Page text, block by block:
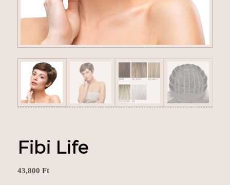
Fibi Life
43,800 Ft